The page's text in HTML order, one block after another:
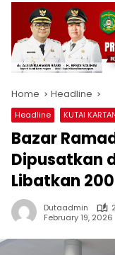
Home Headline
Headline KUTAI
Bazar
Dipusatkan
Libatkan
Dutaadmin
February 19, 2026